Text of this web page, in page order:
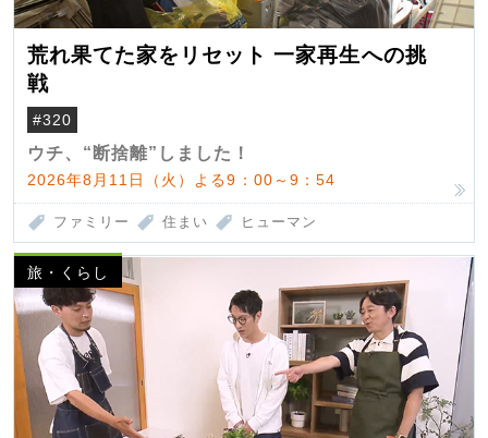
荒れ果てた家をリセット 一家再生への挑
戦
#320
ウチ、“断捨離”しました！
2026年8月11日（火）よる9：00～9：54
ファミリー 住まい ヒューマン
旅・くらし